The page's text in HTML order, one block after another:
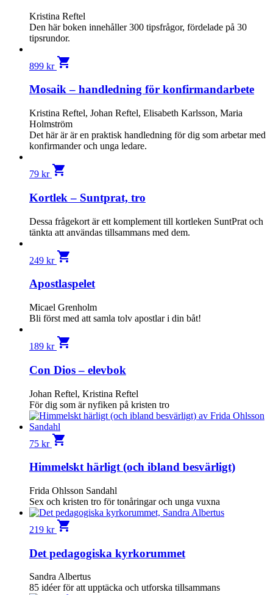
Kristina Reftel
Den här boken innehåller 300 tipsfrågor, fördelade på 30
tipsrundor.
899 kr shopping_cart
Mosaik – handledning för konfirmandarbete
Kristina Reftel, Johan Reftel, Elisabeth Karlsson, Maria
Holmström
Det här är är en praktisk handledning för dig som arbetar med
konfirmander och unga ledare.
79 kr shopping_cart
Kortlek – Suntprat, tro
Dessa frågekort är ett komplement till kortleken SuntPrat och
tänkta att användas tillsammans med dem.
249 kr shopping_cart
Apostlaspelet
Micael Grenholm
Bli först med att samla tolv apost­lar i din båt!
189 kr shopping_cart
Con Dios – elevbok
Johan Reftel, Kristina Reftel
För dig som är nyfiken på kristen tro
75 kr shopping_cart
Himmelskt härligt (och ibland besvärligt)
Frida Ohlsson Sandahl
Sex och kristen tro för tonåringar och unga vuxna
219 kr shopping_cart
Det pedagogiska kyrkorummet
Sandra Albertus
85 idéer för att upptäcka och utforska tillsammans